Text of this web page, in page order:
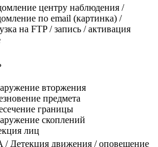
центру наблюдения /
по email (картинка) /
на FTP / запись / активация
вторжения
предмета
границы
скоплений
лиц
/ Детекция движения / оповещение